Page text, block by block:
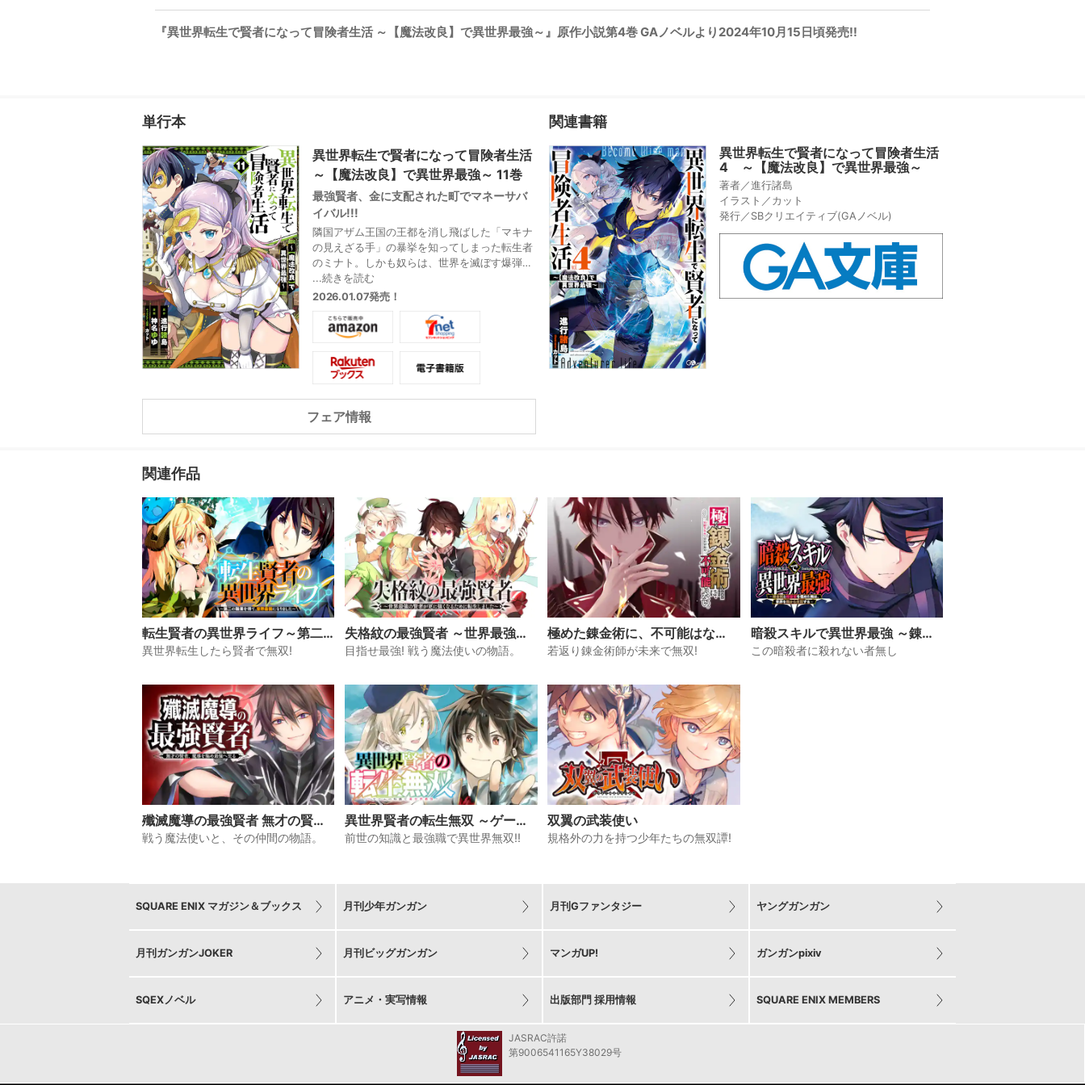
『異世界転生で賢者になって冒険者生活 ～【魔法改良】で異世界最強～』原作小説第4巻 GAノベルより2024年10月15日頃発売!!
単行本
異世界転生で賢者になって冒険者生活
～【魔法改良】で異世界最強～ 11巻
最強賢者、金に支配された町でマネーサバ
イバル!!!
隣国アザム王国の王都を消し飛ばした「マキナ
の見えざる手」の暴挙を知ってしまった転生者
のミナト。しかも奴らは、世界を滅ぼす爆弾を
密造中――! 潜入捜査に乗り出したミナトは、
元ギルド受付嬢のシリルを道案内に迎え、敵の
潜伏先へ急ぐことに。だが、途中で遭遇した砂
嵐を避けるため立ち寄ったビシアの町は、モヒ
カン族が牛耳る“金こそ絶対”の無法地帯だっ
た!? 早々にカツアゲに遭うわ、町に入れば即マ
ネーゲームだわでミナト達は容赦のない金の洗
礼を受ける。しかも、モヒカン族に目をつけら
れたミナトが頼れるのは、うさん臭い“仮面”だ
け…! 金と暴力が支配する町で、ミナトは正体
を隠したまま生き残れるのか――。
...続きを読む
2026.01.07発売！
フェア情報
関連書籍
異世界転生で賢者になって冒険者生活
4 ～【魔法改良】で異世界最強～
著者／進行諸島
イラスト／カット
発行／SBクリエイティブ(GAノベル)
関連作品
転生賢者の異世界ライフ～第二
の職業を得て、世界最強になり
異世界転生したら賢者で無双!
失格紋の最強賢者 ～世界最強の
賢者が更に強くなるために転生
目指せ最強! 戦う魔法使いの物語。
極めた錬金術に、不可能はな
い。 ～万能スキルで異世界無双
若返り錬金術師が未来で無双!
暗殺スキルで異世界最強 ～錬金
術と暗殺術を極めた俺は、世界
を陰から支配する～
この暗殺者に殺れない者無し
殲滅魔導の最強賢者 無才の賢
者、魔導を極め最強へ至る
戦う魔法使いと、その仲間の物語。
異世界賢者の転生無双 ～ゲーム
の知識で異世界最強～
前世の知識と最強職で異世界無双!!
双翼の武装使い
規格外の力を持つ少年たちの無双譚!
SQUARE ENIX マガジン＆ブックス 月刊少年ガンガン 月刊Gファンタジー ヤングガンガン
月刊ガンガンJOKER 月刊ビッグガンガン マンガUP! ガンガンpixiv
SQEXノベル アニメ・実写情報 出版部門 採用情報 SQUARE ENIX MEMBERS
JASRAC許諾
第9006541165Y38029号